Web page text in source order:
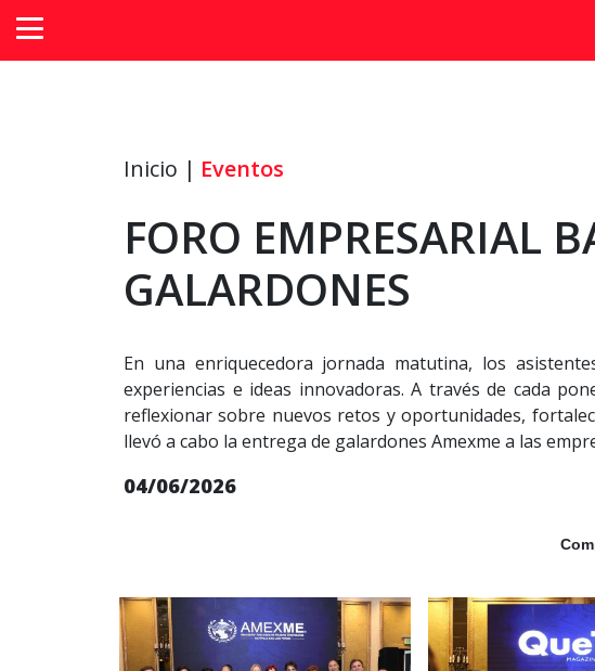
Inicio | Eventos
FORO EMPRESARIAL
GALARDONES
En una enriquecedora jornada matutina, los
experiencias e ideas innovadoras. A través de cada
reflexionar sobre nuevos retos y oportunidades,
llevó a cabo la entrega de galardones Amexme a las
04/06/2026